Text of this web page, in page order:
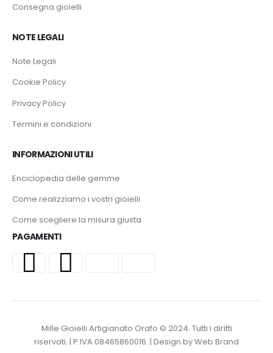
Consegna gioielli
NOTE LEGALI
Note Legali
Cookie Policy
Privacy Policy
Termini e condizioni
INFORMAZIONI UTILI
Enciclopedia delle gemme
Come realizziamo i vostri gioielli
Come scegliere la misura giusta
PAGAMENTI
Mille Gioielli Artigianato Orafo © 2024. Tutti i diritti
riservati. | P.IVA 08465860016. | Design by Web Brand